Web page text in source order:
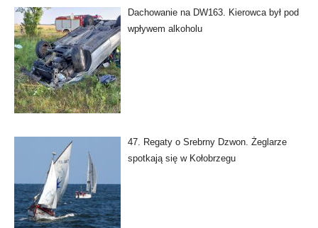
Dachowanie na DW163. Kierowca był pod
wpływem alkoholu
47. Regaty o Srebrny Dzwon. Żeglarze
spotkają się w Kołobrzegu